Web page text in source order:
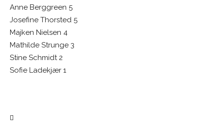
Anne Berggreen 5
Josefine Thorsted 5
Majken Nielsen 4
Mathilde Strunge 3
Stine Schmidt 2
Sofie Ladekjær 1